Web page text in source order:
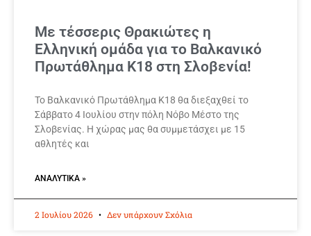
Με τέσσερις Θρακιώτες η
Ελληνική ομάδα για το Βαλκανικό
Πρωτάθλημα Κ18 στη Σλοβενία!
Το Βαλκανικό Πρωτάθλημα Κ18 θα διεξαχθεί το
Σάββατο 4 Ιουλίου στην πόλη Νόβο Μέστο της
Σλοβενίας. Η χώρας μας θα συμμετάσχει με 15
αθλητές και
ΑΝΑΛΥΤΙΚΆ »
2 Ιουλίου 2026 Δεν υπάρχουν Σχόλια